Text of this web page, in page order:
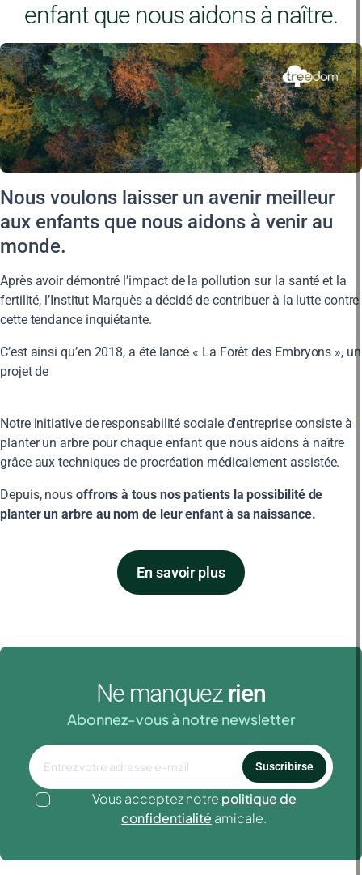
enfant que nous aidons à naître.
Nous voulons laisser un avenir meilleur
aux enfants que nous aidons à venir au
monde.
Après avoir démontré l’impact de la pollution sur la santé et la
fertilité, l’Institut Marquès a décidé de contribuer à la lutte contre
cette tendance inquiétante.
C’est ainsi qu’en 2018, a été lancé « La Forêt des Embryons », un
projet de
Notre initiative de responsabilité sociale d'entreprise consiste à
planter un arbre pour chaque enfant que nous aidons à naître
grâce aux techniques de procréation médicalement assistée.
Depuis, nous offrons à tous nos patients la possibilité de
planter un arbre au nom de leur enfant à sa naissance.
En savoir plus
Ne manquez rien
Abonnez-vous à notre newsletter
Suscribirse
Vous acceptez notre politique de
confidentialité amicale.